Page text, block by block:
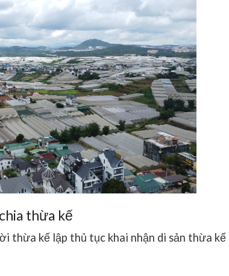
thừa kế
thừa kế lập thủ tục khai nhận di sản thừa kế